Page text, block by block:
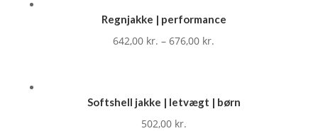
Regnjakke | performance
642,00 kr. –676,00 kr.
Softshell jakke | letvægt | børn
502,00 kr.